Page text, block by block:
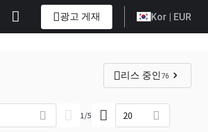
광고 게재 Kor | EUR
리스 중인 76
1 /5 20